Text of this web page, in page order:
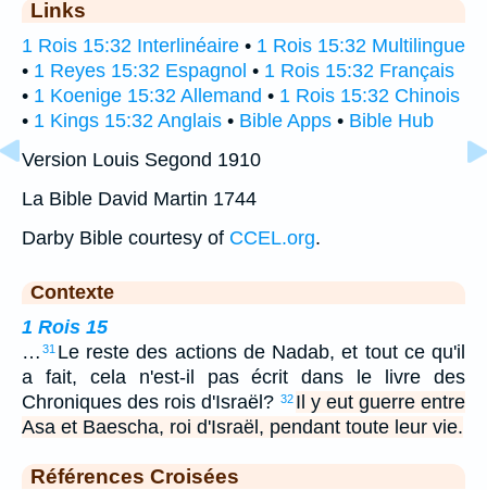
Links
1 Rois 15:32 Interlinéaire • 1 Rois 15:32 Multilingue
• 1 Reyes 15:32 Espagnol • 1 Rois 15:32 Français
• 1 Koenige 15:32 Allemand • 1 Rois 15:32 Chinois
• 1 Kings 15:32 Anglais • Bible Apps • Bible Hub
Version Louis Segond 1910
La Bible David Martin 1744
Darby Bible courtesy of CCEL.org.
Contexte
1 Rois 15
… 31 Le reste des actions de Nadab, et tout ce qu'il
a fait, cela n'est-il pas écrit dans le livre des
Chroniques des rois d'Israël? 32 Il y eut guerre entre
Asa et Baescha, roi d'Israël, pendant toute leur vie.
Références Croisées